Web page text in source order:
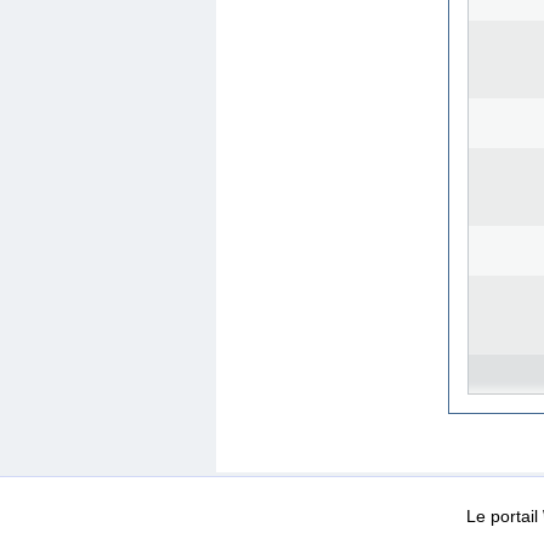
Conditions d’utilisation
Le portail